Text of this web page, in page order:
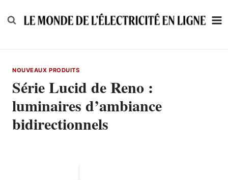
to
NOUVEAUX PRODUITS
Série Lucid de Reno :
luminaires d’ambiance
bidirectionnels